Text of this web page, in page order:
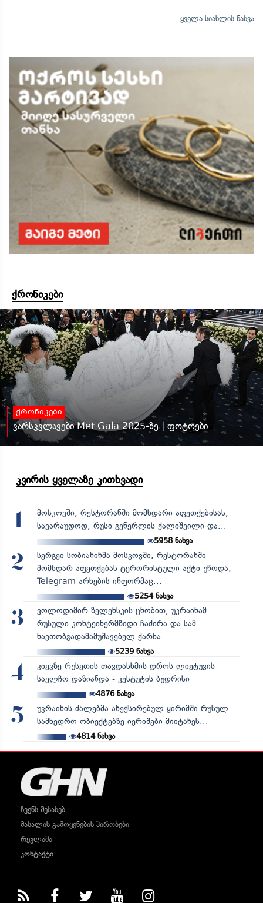
ყველა სიახლის ნახვა
ქრონიკები
ქრონიკები
ვარსკვლავები Met Gala 2025-ზე | ფოტოები
კვირის ყველაზე კითხვადი
1
მოსკოვში, რესტორანში მომხდარი აფეთქებისას,
სავარაუდოდ, რუსი გენერლის ქალიშვილი და...
5958 ნახვა
2
სერგეი სობიანინმა მოსკოვში, რესტორანში
მომხდარ აფეთქებას ტერორისტული აქტი უწოდა,
Telegram-არხების ინფორმაც...
5254ნახვა
3
ვოლოდიმირ ზელენსკის ცნობით, უკრაინამ
რუსული კონტეინერმზიდი ჩაძირა და სამ
ნავთობგადამამუშავებელ ქარხა...
5239ნახვა
4
კიევზე რუსეთის თავდასხმის დროს ლიეტუვის
საელჩო დაზიანდა - კესტუტის ბუდრისი
4876ნახვა
5
უკრაინის ძალებმა ანექსირებულ ყირიმში რუსულ
სამხედრო ობიექტებზე იერიშები მიიტანეს...
4814ნახვა
ჩვენს შესახებ
მასალის გამოყენების პირობები
რეკლამა
კონტაქტი